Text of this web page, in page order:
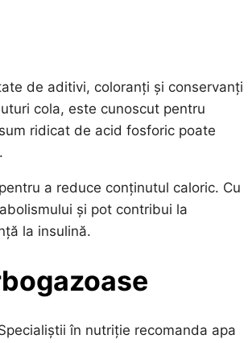
de aditivi, coloranți și conservanți
cola, este cunoscut pentru
ridicat de acid fosforic poate
a reduce conținutul caloric. Cu
și pot contribui la
la insulină.
în nutriție recomanda apa